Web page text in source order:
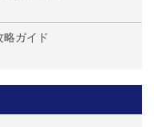
略ガイド